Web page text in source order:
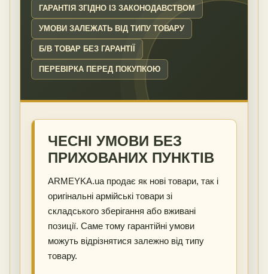
ГАРАНТІЯ ЗГІДНО ІЗ ЗАКОНОДАВСТВОМ
УМОВИ ЗАЛЕЖАТЬ ВІД ТИПУ ТОВАРУ
Б/В ТОВАР БЕЗ ГАРАНТІЇ
ПЕРЕВІРКА ПЕРЕД ПОКУПКОЮ
ЧЕСНІ УМОВИ БЕЗ
ПРИХОВАНИХ ПУНКТІВ
ARMEYKA.ua продає як нові товари, так і
оригінальні армійські товари зі
складського зберігання або вживані
позиції. Саме тому гарантійні умови
можуть відрізнятися залежно від типу
товару.